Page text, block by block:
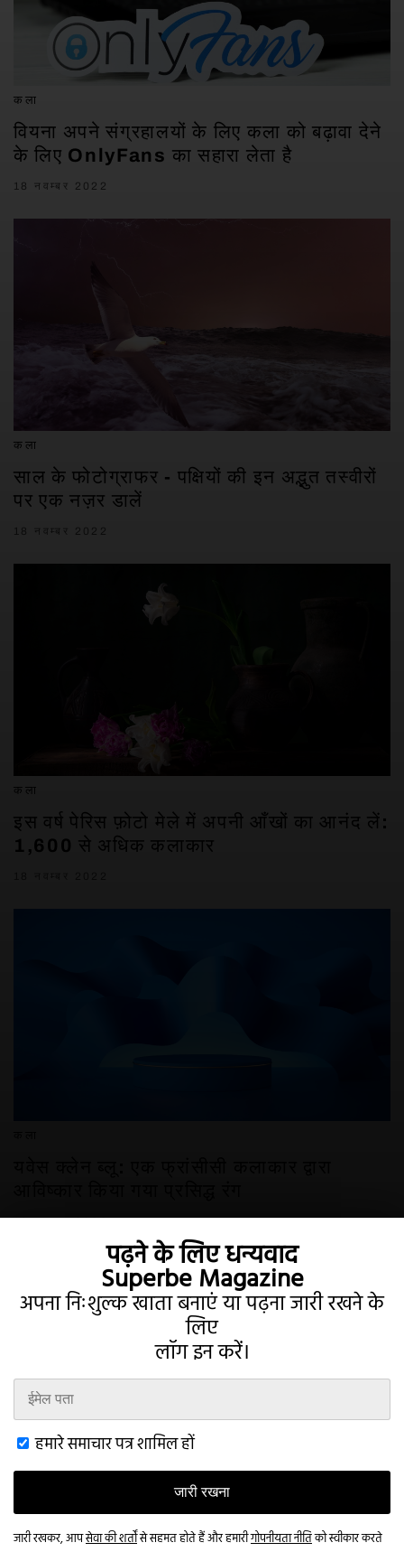
कला
वियना अपने संग्रहालयों के लिए कला को बढ़ावा देने
के लिए OnlyFans का सहारा लेता है
18 नवम्बर 2022
कला
साल के फोटोग्राफर - पक्षियों की इन अद्भुत तस्वीरों
पर एक नज़र डालें
18 नवम्बर 2022
कला
इस वर्ष पेरिस फ़ोटो मेले में अपनी आँखों का आनंद लें:
1,600 से अधिक कलाकार
18 नवम्बर 2022
पढ़ने के लिए धन्यवाद
Superbe Magazine
अपना निःशुल्क खाता बनाएं या पढ़ना जारी रखने के
लिए
लॉग इन करें।
हमारे समाचार पत्र शामिल हों
जारी रखना
जारी रखकर, आपसेवा की शर्तोंसे सहमत होते हैं और हमारीगोपनीयता नीतिको स्वीकार करते
provide additional functionality.Read more
Twitter Instagram